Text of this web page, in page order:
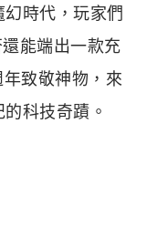
時代，玩家們
能端出一款充
致敬神物，來
科技奇蹟。